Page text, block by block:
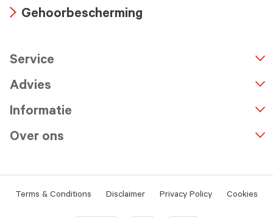
iconGehoorbescherming
Service
Advies
Informatie
Over ons
Terms & Conditions Disclaimer Privacy Policy Cookies